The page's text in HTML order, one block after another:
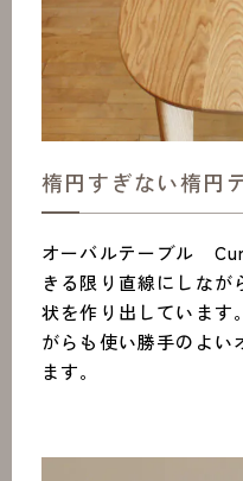
楕円すぎない楕円
オーバルテーブル
きる限り直線にしな
状を作り出しています
がらも使い勝手のよい
ます。